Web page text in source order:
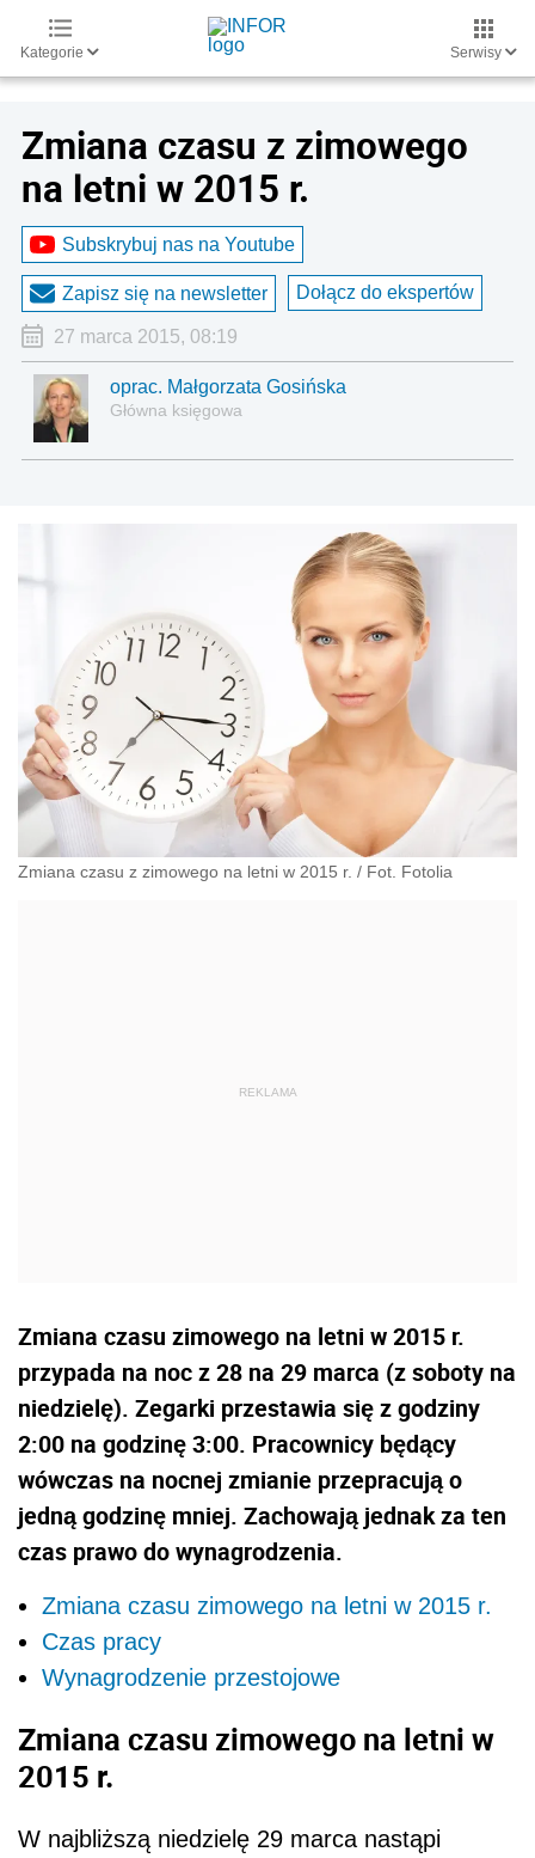
Kategorie Serwisy
Zmiana czasu z zimowego
na letni w 2015 r.
Subskrybuj nas na Youtube
Zapisz się na newsletter Dołącz do ekspertów
27 marca 2015, 08:19
oprac. Małgorzata Gosińska
Główna księgowa
Zmiana czasu z zimowego na letni w 2015 r. / Fot. Fotolia
Zmiana czasu zimowego na letni w 2015 r.
przypada na noc z 28 na 29 marca (z soboty na
niedzielę). Zegarki przestawia się z godziny
2:00 na godzinę 3:00. Pracownicy będący
wówczas na nocnej zmianie przepracują o
jedną godzinę mniej. Zachowają jednak za ten
czas prawo do wynagrodzenia.
Zmiana czasu zimowego na letni w 2015 r.
Czas pracy
Wynagrodzenie przestojowe
Zmiana czasu zimowego na letni w
2015 r.
W najbliższą niedzielę 29 marca nastąpi